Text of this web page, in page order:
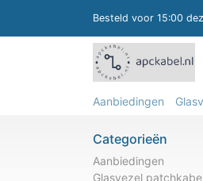
Besteld voor 15:00
Aanbiedingen
Categorieën
Aanbiedingen
Glasvezel